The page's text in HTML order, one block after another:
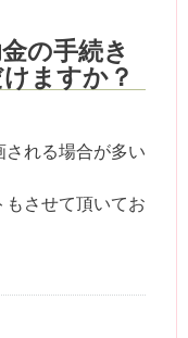
の手続き
ますか？
れる場合が多い
もさせて頂いてお